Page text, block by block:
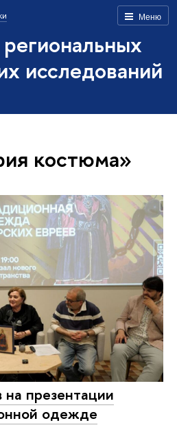
Меню
исследований
костюма»
презентации
одежде